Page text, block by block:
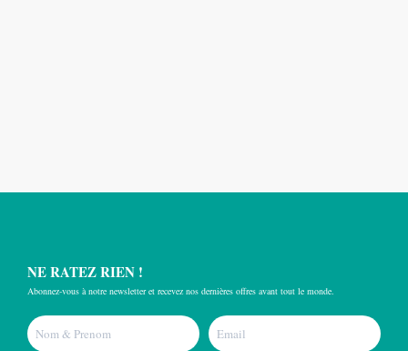
NE RATEZ RIEN !
Abonnez-vous à notre newsletter et recevez nos dernières offres avant tout le monde.